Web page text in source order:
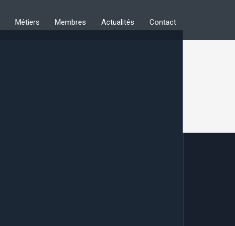
Métiers Membres Actualités Contact